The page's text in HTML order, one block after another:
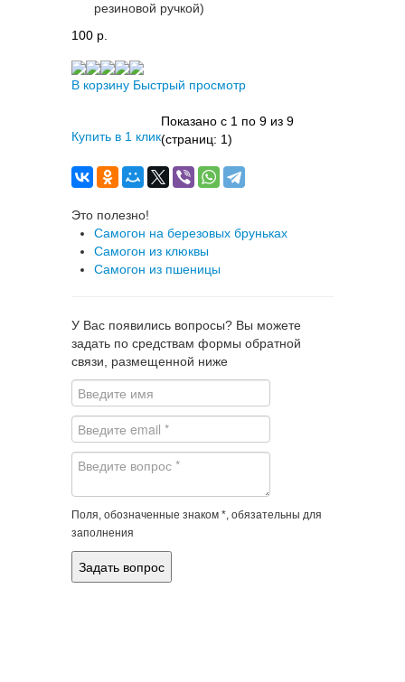
резиновой ручкой)
100 p.
В корзину Быстрый просмотр
Купить в 1 клик
Показано с 1 по 9 из 9
(страниц: 1)
Это полезно!
Самогон на березовых бруньках
Самогон из клюквы
Самогон из пшеницы
У Вас появились вопросы? Вы можете
задать по средствам формы обратной
связи, размещенной ниже
Поля, обозначенные знаком *, обязательны для
заполнения